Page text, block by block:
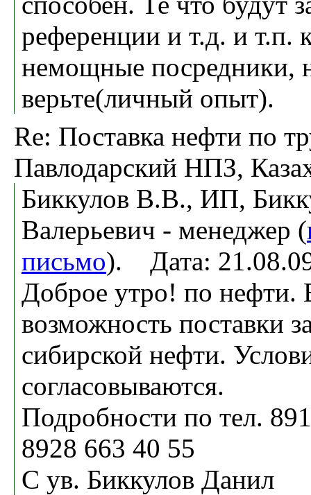
референции и т.д. и т.п.
немощные посредники,
верьте(личный опыт).
Re: Поставка нефти по
Павлодарский НПЗ,
Биккулов В.В., ИП,
Валерьевич - менеджер (
письмо). Дата:
Доброе утро! по нефти.
возможность поставки
сибирской нефти.
согласовываются.
Подробности по тел.
8928 663 40 55
С ув. Биккулов Данил